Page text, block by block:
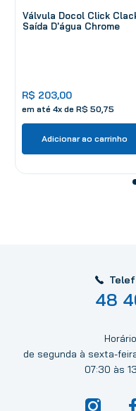
Válvula Docol Click
Saída D'água Chrome
R$ 203,00
em até 4x de R$ 50 75
Adicionar ao carrinho
48
de segunda à sexta-
07:30 às